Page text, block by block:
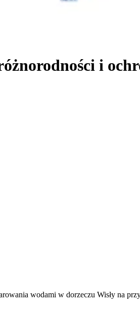
i
wodami w dorzeczu Wisły na